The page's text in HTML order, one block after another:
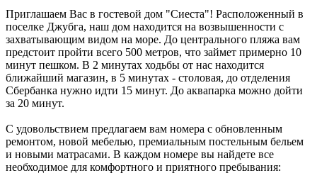
Приглашаем Вас в гостевой дом "Сиеста"! Расположенный в
поселке Джубга, наш дом находится на возвышенности с
захватывающим видом на море. До центрального пляжа вам
предстоит пройти всего 500 метров, что займет примерно 10
минут пешком. В 2 минутах ходьбы от нас находится
ближайший магазин, в 5 минутах - столовая, до отделения
Сбербанка нужно идти 15 минут. До аквапарка можно дойти
за 20 минут.
С удовольствием предлагаем вам номера с обновленным
ремонтом, новой мебелью, премиальным постельным бельем
и новыми матрасами. В каждом номере вы найдете все
необходимое для комфортного и приятного пребывания: